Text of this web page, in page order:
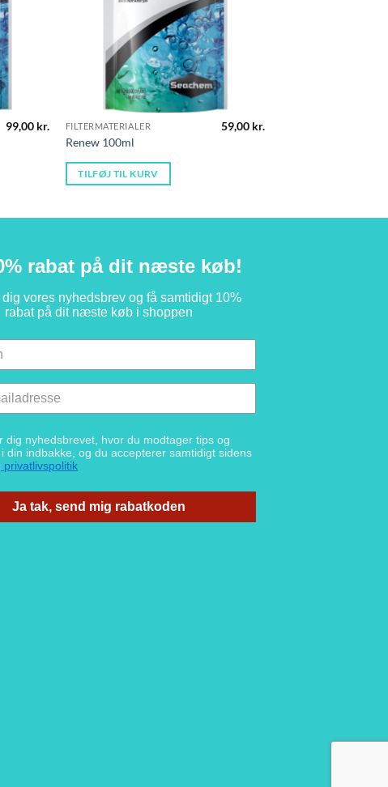
99,00 kr. FILTERMATERIALER
Renew 100ml
59,00 kr.
TILFØJ TIL KURV
rabat på dit næste køb!
vores nyhedsbrev og få samtidigt 10%
rabat på dit næste køb i shoppen
dig nyhedsbrevet, hvor du modtager tips og
din indbakke, og du accepterer samtidigt sidens
privatlivspolitik
Ja tak, send mig rabatkoden